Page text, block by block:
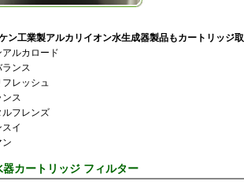
ン工業製アルカリイオン水生成器製品もカートリッジ
アルカロード
ランス
フレッシュ
ンス
ルフレンズ
イ
ン
カートリッジ フィルター